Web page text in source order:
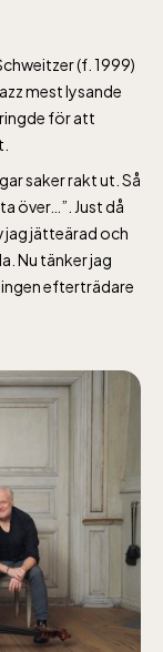
(f. 1999)
mest lysande
ringde för att
saker rakt ut. Så
över…”. Just då
jag jätteärad och
Nu tänker jag
efterträdare